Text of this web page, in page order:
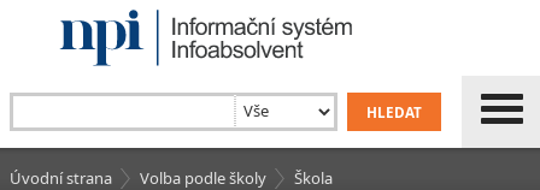
Úvodní strana Volba podle školy Škola